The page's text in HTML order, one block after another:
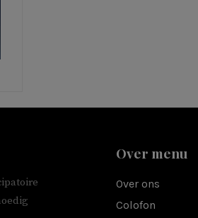
Over menu
Over ons
Colofon